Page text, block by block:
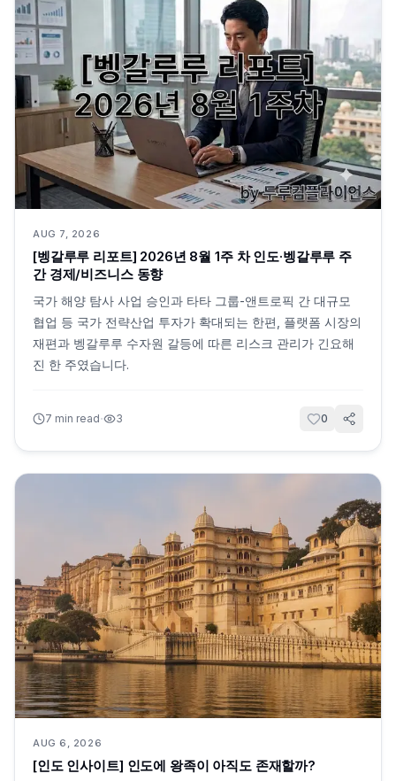
AUG 7, 2026
[벵갈루루 리포트] 2026년 8월 1주 차 인도·벵갈루루 주
간 경제/비즈니스 동향
국가 해양 탐사 사업 승인과 타타 그룹-앤트로픽 간 대규모
협업 등 국가 전략산업 투자가 확대되는 한편, 플랫폼 시장의
재편과 벵갈루루 수자원 갈등에 따른 리스크 관리가 긴요해
진 한 주였습니다.
7 min read· 3 0
AUG 6, 2026
[인도 인사이트] 인도에 왕족이 아직도 존재할까?